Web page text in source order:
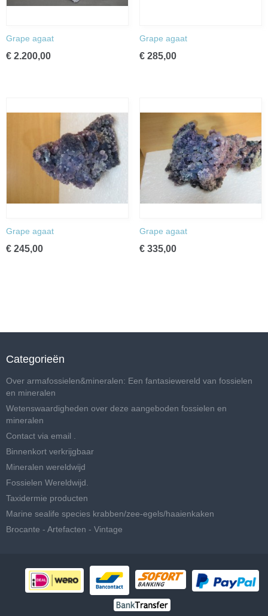
Grape agaat
€ 2.200,00
Grape agaat
€ 285,00
Grape agaat
€ 245,00
Grape agaat
€ 335,00
Categorieën
Over armafossielen&mineralen: Een fantasiewereld van fossielen
en mineralen
Wetenswaardigheden over deze aangeboden fossielen en
mineralen
Contact via email .
Binnenkort verkrijgbaar
Mineralen wereldwijd
Fossielen Wereldwijd.
Taxidermie producten
Marine sealife species krabben/zee-egels/haaienkaken
Brocante - Artefacten - Vintage